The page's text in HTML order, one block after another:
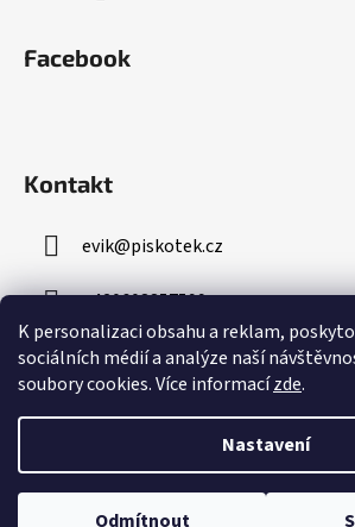
K personalizaci obsahu a reklam,
sociálních médií a analýze naší
soubory cookies. Více informacízde.
Nastavení
Odmítnout
Facebook
Kontakt
evik@piskotek.cz
+420608857599
Vytvořil Shoptet